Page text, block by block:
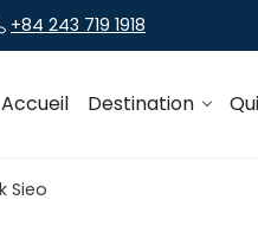
+84 243 719 1918
Accueil Destination